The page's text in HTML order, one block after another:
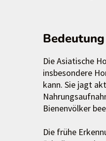
Die Asiatische
insbesondere
kann. Sie jagt
Bienenvölker
Die frühe